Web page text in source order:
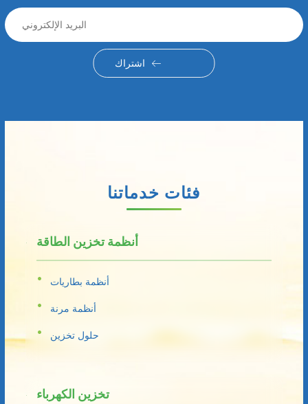
اشتراك
فئات خدماتنا
أنظمة تخزين الطاقة
أنظمة بطاريات
أنظمة مرنة
حلول تخزين
تخزين الكهرباء